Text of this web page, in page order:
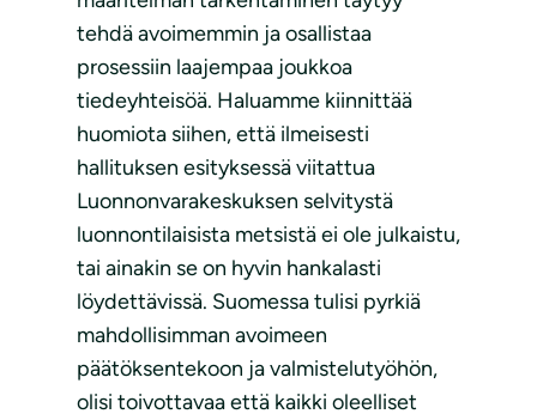
tehdä avoimemmin ja osallistaa
prosessiin laajempaa joukkoa
tiedeyhteisöä. Haluamme kiinnittää
huomiota siihen, että ilmeisesti
hallituksen esityksessä viitattua
Luonnonvarakeskuksen selvitystä
luonnontilaisista metsistä ei ole julkaistu,
tai ainakin se on hyvin hankalasti
löydettävissä. Suomessa tulisi pyrkiä
mahdollisimman avoimeen
päätöksentekoon ja valmistelutyöhön,
olisi toivottavaa että kaikki oleelliset